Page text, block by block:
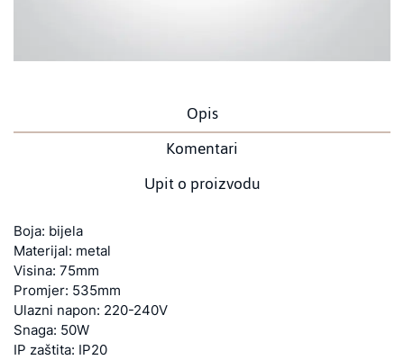
Opis
Komentari
Upit o proizvodu
Boja: bijela
Materijal: metal
Visina: 75mm
Promjer: 535mm
Ulazni napon: 220-240V
Snaga: 50W
IP zaštita: IP20